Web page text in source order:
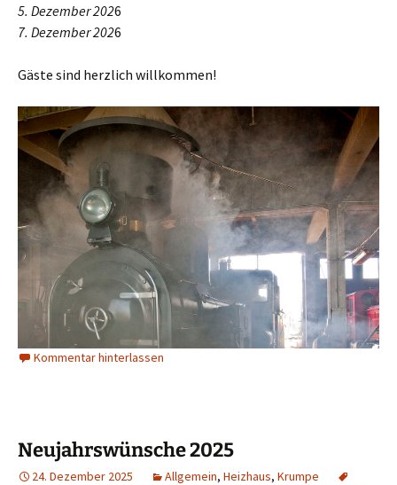
5. Dezember 2026
7. Dezember 2026
Gäste sind herzlich willkommen!
Kommentar hinterlassen
Neujahrswünsche 2025
24. Dezember 2025 Allgemein, Heizhaus, Krumpe